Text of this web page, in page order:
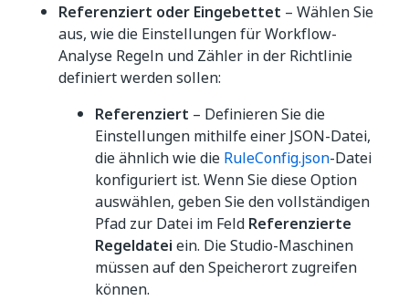
Referenziert oder Eingebettet – Wählen Sie
aus, wie die Einstellungen für Workflow-
Analyse Regeln und Zähler in der Richtlinie
definiert werden sollen:
Referenziert – Definieren Sie die
Einstellungen mithilfe einer JSON-Datei,
die ähnlich wie die RuleConfig.json-Datei
konfiguriert ist. Wenn Sie diese Option
auswählen, geben Sie den vollständigen
Pfad zur Datei im Feld Referenzierte
Regeldatei ein. Die Studio-Maschinen
müssen auf den Speicherort zugreifen
können.